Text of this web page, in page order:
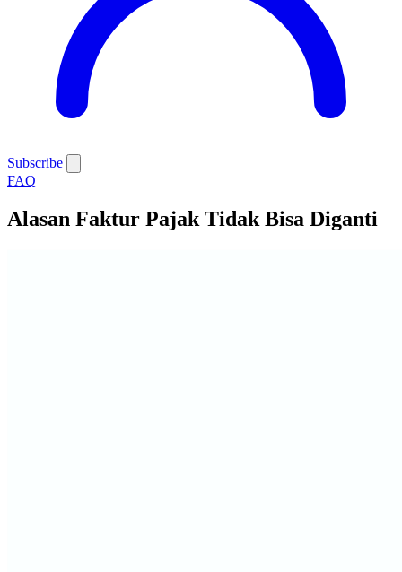
Subscribe
FAQ
Alasan Faktur Pajak Tidak Bisa Diganti